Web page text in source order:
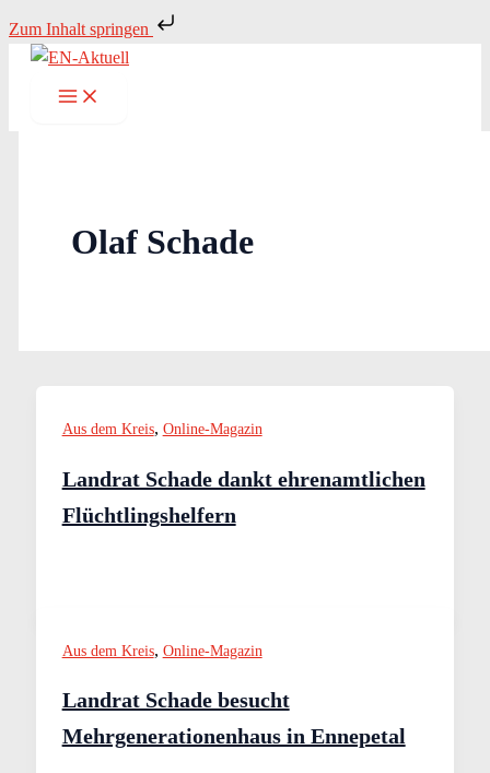
Zum Inhalt springen
Inhalt
springen
Olaf Schade
Aus dem Kreis, Online-Magazin
Landrat Schade dankt ehrenamtlichen
Flüchtlingshelfern
Aus dem Kreis, Online-Magazin
Landrat Schade besucht
Mehrgenerationenhaus in Ennepetal